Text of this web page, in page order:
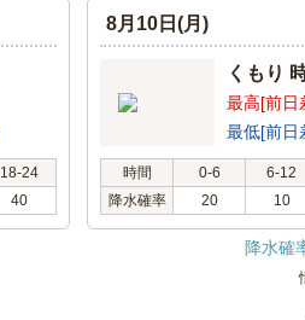
18-24
40
8月10日(月)
くもり
最高[前日
最低[前日
時間 0-6 6-12
降水確率
20 10
降水確